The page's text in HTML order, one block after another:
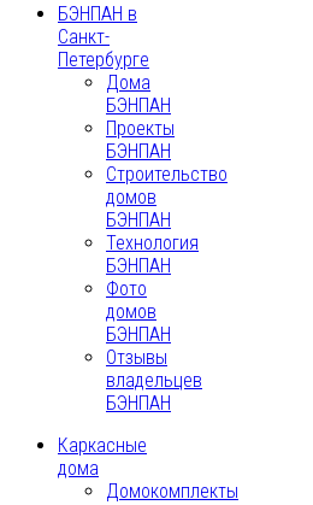
БЭНПАН в
Санкт-
Петербурге
Дома
БЭНПАН
Проекты
БЭНПАН
Строительство
домов
БЭНПАН
Технология
БЭНПАН
Фото
домов
БЭНПАН
Отзывы
владельцев
БЭНПАН
Каркасные
дома
Домокомплекты